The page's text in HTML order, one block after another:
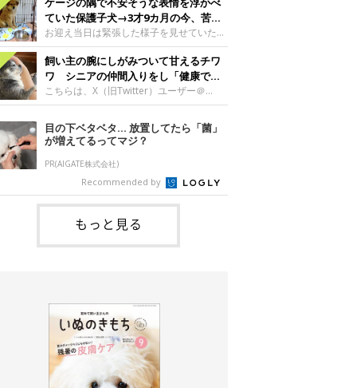
い主さん： 「お迎え当日から“ヘソ天”で寝
るようなコでし
時、生後4カ月／柴犬）。こちらの写真
は、なっちゃんが生後2カ月のころに撮影
された一枚です。この日、なっちゃんは家
族と一緒におもちゃで遊んでいました。た
くさん遊んで疲れたのか、その後は眠り始
めたそうです。眠るなっちゃん。
@Pkndg_
な姿に、見ているこちらまでほっこりしま
す。大好きな“お姉ちゃん”に甘える小次郎
くん妹さんになでてもらい、うれしそうな
表情を見せる小次郎くん（2026年6月撮
影）。@mika_Jimmy紹介するのは、X（旧
Twitter）ユーザー@mika_Jimmyさんの愛
犬・小次郎くん（撮影時5才）。こちら
は、飼い主さんの妹さんと一緒に散歩をし
日、飼い主さんは実家から自宅へ帰る途
中、妹さんと公園で待ち合わせ
ていた保護子犬→3才9カ月の今、苦手
を克服し頼もしいコに成長！
お迎え当日は緊張した様子を見せていた元
野犬の保護子犬。あれから約3年半、苦手
だったことを一つひとつ克服し、家族に寄
り添う姿を見せています。お迎え当日、ケ
ージの隅で不安そうにお迎え当日のシルビ
アちゃん。@nemonemotos今回紹介する
@nemonemotosさんの愛犬・シルビアち
ゃん（撮影当時、生後推定2カ月）。飼い
主さんが「#最初に撮った一枚」として投
稿した写真には、ケージの隅で不安そうな
表情を浮かべるシルビアちゃんの姿が写っ
ていました。こちらは、保護犬だったシル
飼い主の腕にしがみついて甘えるチワ
ワ シニアの仲間入りをし「健康で穏
やかな暮らしが続いてほしい」と願う
こちらは、X（旧Twitter）ユーザー＠
kotubusuke617さんが投稿した写真。写
っているのは、愛犬でチワワのつぶしゃん
（本名：こつぶちゃん）です。飼い主さん
の腕にしがみつくつぶしゃん（撮影時6
才）＠kotubusuke617撮影当時の状況に
ついて伺うと、飼い主さんはこう教えてく
れました。飼い主さん： 「ある休日のこ
とです。私がソファに座った途端にひざの
上にのってきたので、そのままなでながら
テレビを見ていたのですが、微動だにしな
いので気になって見てみると、腕にしがみ
目の下ベタベタ… 放置してたら「菌」
が増えてるってマジ？
PR(AIGATE株式会社)
Recommended by
もっと見る